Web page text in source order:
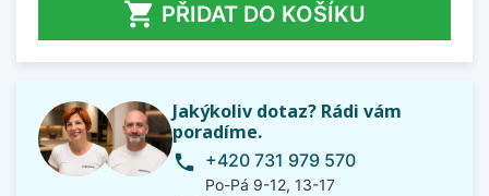
 PŘIDAT DO KOŠÍKU
Jakýkoliv dotaz? Rádi vám
poradíme.
phone +420 731 979 570
Po-Pá 9-12, 13-17